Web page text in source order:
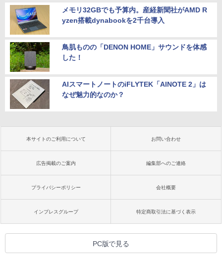
メモリ32GBでも予算内。産経新聞社がAMD R
yzen搭載dynabookを2千台導入
鳥肌ものの「DENON HOME」サウンドを体感
した！
AIスマートノートのiFLYTEK「AINOTE 2」は
なぜ魅力的なのか？
本サイトのご利用について お問い合わせ
広告掲載のご案内 編集部へのご連絡
プライバシーポリシー 会社概要
インプレスグループ 特定商取引法に基づく表示
PC版で見る